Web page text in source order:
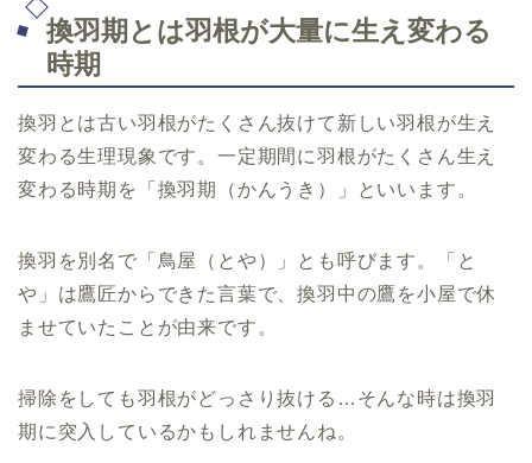
換羽期とは羽根が大量に生え変わる
時期
換羽とは古い羽根がたくさん抜けて新しい羽根が生え
変わる生理現象です。一定期間に羽根がたくさん生え
変わる時期を「換羽期（かんうき）」といいます。
換羽を別名で「鳥屋（とや）」とも呼びます。「と
や」は鷹匠からできた言葉で、換羽中の鷹を小屋で休
ませていたことが由来です。
掃除をしても羽根がどっさり抜ける…そんな時は換羽
期に突入しているかもしれませんね。